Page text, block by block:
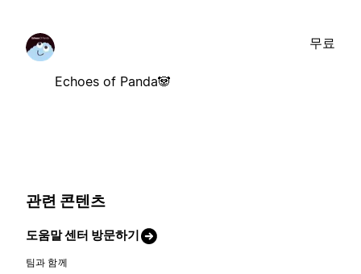
Echoes of Panda🐼
무료
관련 콘텐츠
도움말 센터 방문하기
팀과 함께